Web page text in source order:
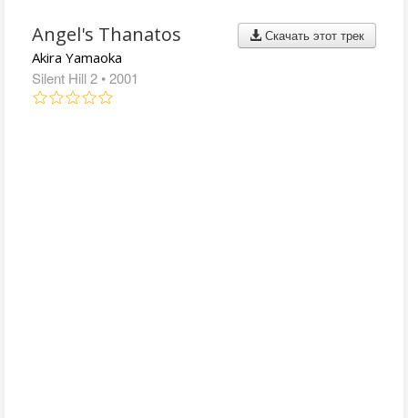
Скачать этот трек
Angel's Thanatos
Akira Yamaoka
Silent Hill 2 • 2001